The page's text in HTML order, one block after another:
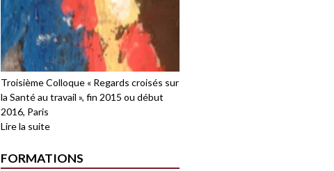
Troisième Colloque « Regards croisés sur
la Santé au travail », fin 2015 ou début
2016, Paris
Lire la suite
FORMATIONS